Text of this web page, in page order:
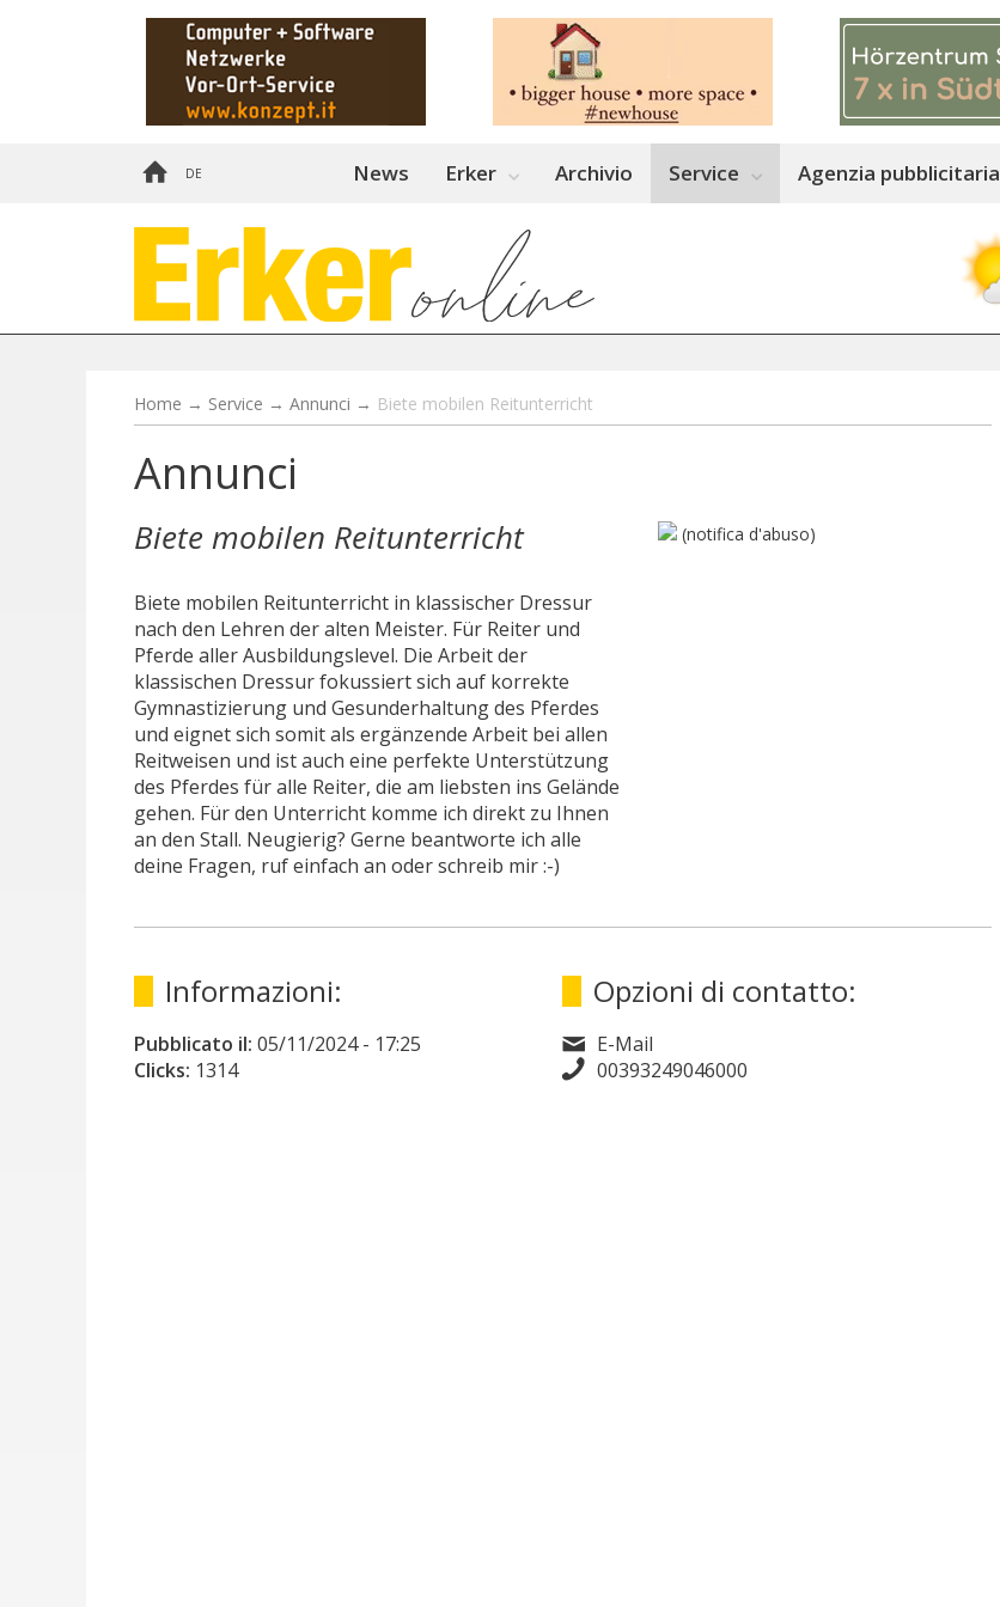
DE News Erker Archivio Service Agenzia pubblicitaria
Home → Service → Annunci → Biete mobilen Reitunterricht
Annunci
Biete mobilen Reitunterricht
Biete mobilen Reitunterricht in klassischer Dressur
nach den Lehren der alten Meister. Für Reiter und
Pferde aller Ausbildungslevel. Die Arbeit der
klassischen Dressur fokussiert sich auf korrekte
Gymnastizierung und Gesunderhaltung des Pferdes
und eignet sich somit als ergänzende Arbeit bei allen
Reitweisen und ist auch eine perfekte Unterstützung
des Pferdes für alle Reiter, die am liebsten ins Gelände
gehen. Für den Unterricht komme ich direkt zu Ihnen
an den Stall. Neugierig? Gerne beantworte ich alle
deine Fragen, ruf einfach an oder schreib mir :-)
(notifica d'abuso)
Informazioni:
Pubblicato il: 05/11/2024- 17:25
Clicks: 1314
Opzioni di contatto:
E-Mail
00393249046000